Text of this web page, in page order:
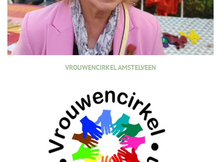
VROUWENCIRKEL AMSTELVEEN